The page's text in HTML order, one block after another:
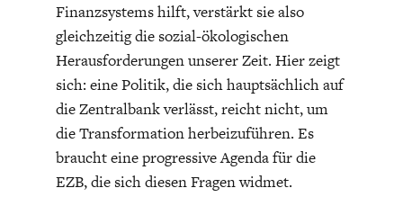
WELTWIRTSCHAFT
Finanzsystems hilft, verstärkt sie also
gleichzeitig die sozial-ökologischen
Herausforderungen unserer Zeit. Hier zeigt
sich: eine Politik, die sich hauptsächlich auf
die Zentralbank verlässt, reicht nicht, um
die Transformation herbeizuführen. Es
braucht eine progressive Agenda für die
EZB, die sich diesen Fragen widmet.